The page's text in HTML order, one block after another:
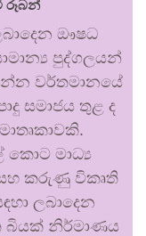
රූබන්
ඖෂධ
පුද්ගලයන්
වර්තමානයේ
සමාජය තුළ ද
කොට මාධ්‍ය
සහ කරුණු විකෘති
ලබාදෙන
බියක් නිර්මාණය